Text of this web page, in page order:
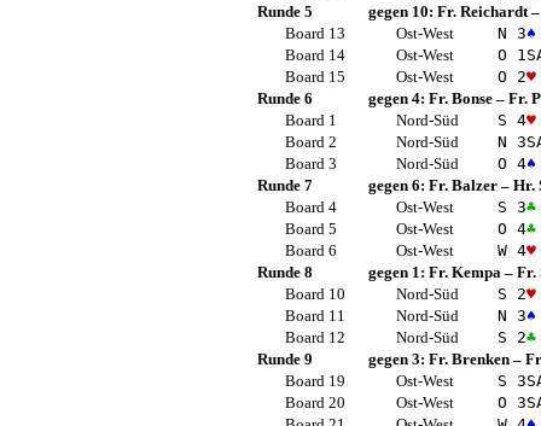
Runde 5
gegen 10: Fr. Reichardt
Board 13
Ost-West N 3♠
Board 14
Ost-West O 1
Board 15
Ost-West O 2♥
Runde 6
gegen 4: Fr. Bonse – Fr.
Board 1
Nord-Süd S 4♥
Board 2
Nord-Süd N 3
Board 3
Nord-Süd O 4♠
Runde 7
gegen 6: Fr. Balzer – Hr.
Board 4
Ost-West S 3♣
Board 5
Ost-West O 4♣
Board 6
Ost-West W 4♥
Runde 8
gegen 1: Fr. Kempa – Fr.
Board 10
Nord-Süd S 2♥
Board 11
Nord-Süd N 3♠
Board 12
Nord-Süd S 2♣
Runde 9
gegen 3: Fr. Brenken –
Board 19
Ost-West S 3
Board 20
Ost-West O 3